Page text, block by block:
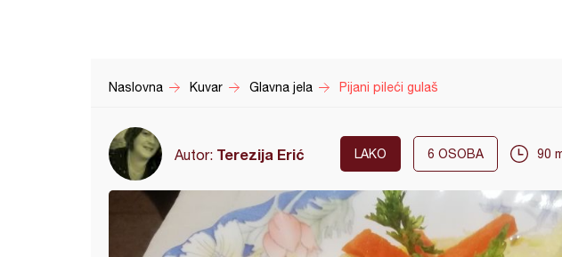
Naslovna Kuvar Glavna jela Pijani pileći gulaš
Autor: Terezija Erić LAKO 6 OSOBA 90